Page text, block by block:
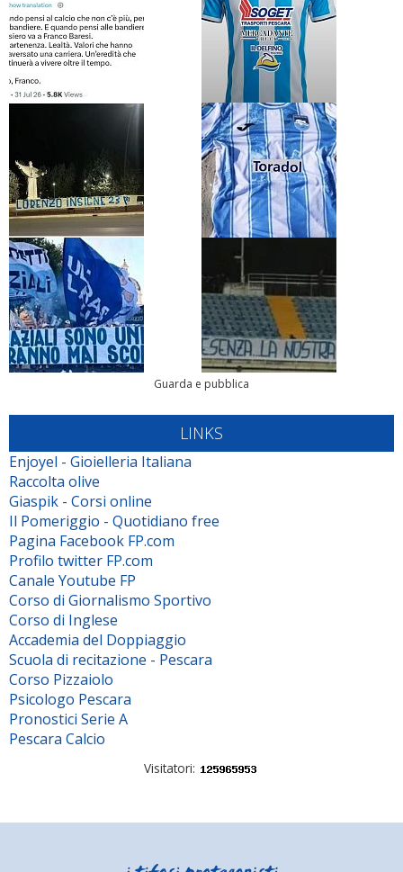
Guarda e pubblica
LINKS
Enjoyel - Gioielleria Italiana
Raccolta olive
Giaspik - Corsi online
Il Pomeriggio - Quotidiano free
Pagina Facebook FP.com
Profilo twitter FP.com
Canale Youtube FP
Corso di Giornalismo Sportivo
Corso di Inglese
Accademia del Doppiaggio
Scuola di recitazione - Pescara
Corso Pizzaiolo
Psicologo Pescara
Pronostici Serie A
Pescara Calcio
Visitatori: